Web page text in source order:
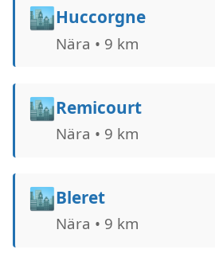
🏙️Huccorgne
Nära • 9 km
🏙️Remicourt
Nära • 9 km
🏙️Bleret
Nära • 9 km